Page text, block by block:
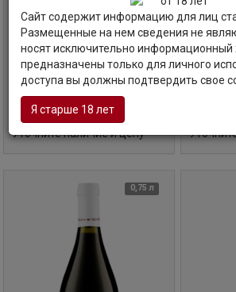
Tenuta Terraviva, Trebbiano
d’Abruzzo
Тенута Терравива, Треббиано д'Абруццо
Италия | Абруццо
Код товара: МГ-23517
Уточните наличие и цену
Вино
Colline
Тенута
Д'Абруццо,
0,75 л
Сайт содержит информацию для лиц
Размещенные на нем сведения не
носят исключительно информационный
предназначены только для личного
доступа вы должны подтвердить свое
Я старше 18 лет